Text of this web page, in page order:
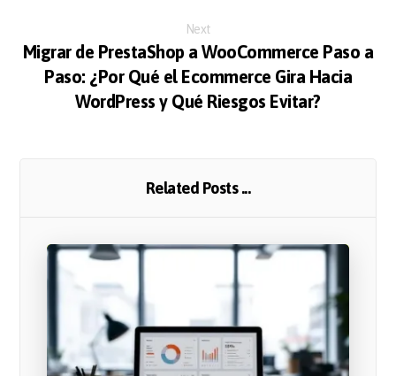
Next
Migrar de PrestaShop a WooCommerce Paso a
Paso: ¿Por Qué el Ecommerce Gira Hacia
WordPress y Qué Riesgos Evitar?
Related Posts ...